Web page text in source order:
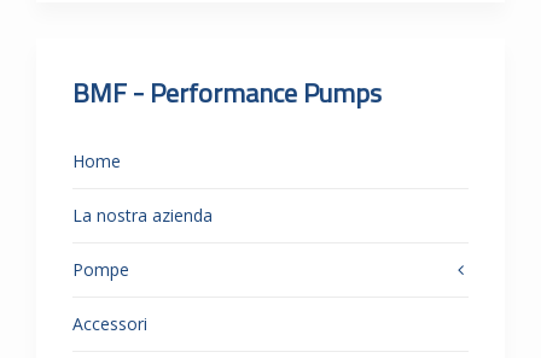
BMF - Performance Pumps
Home
La nostra azienda
Pompe
Accessori